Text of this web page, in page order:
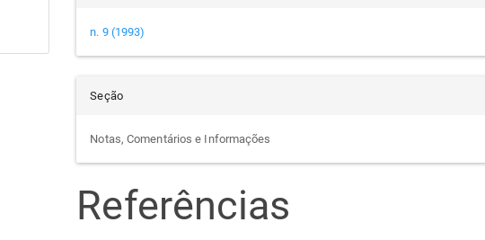
n. 9 (1993)
Seção
Notas, Comentários e Informações
Referências